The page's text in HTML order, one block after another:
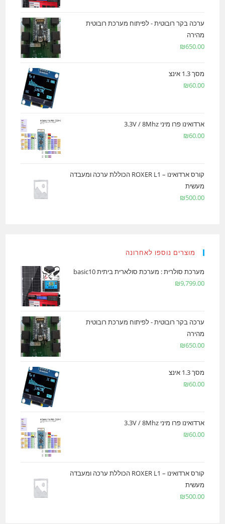
ערכה בקר רובוטית - לפיתוח מערכת רובוטית
מהירה
₪650.00
מסך 1.3 אינצ
₪60.00
ארדואינו פרו מיני 3.3V / 8Mhz
₪60.00
קורס ארדואינו – ROXER L1 הכוללת ערכה ומעבדה
מעשית
₪500.00
מוצרים נוספו לאחרונה
מערכת סולרית : מערכת סולארית ביתית basic10
₪9,799.00
ערכה בקר רובוטית - לפיתוח מערכת רובוטית
מהירה
₪650.00
מסך 1.3 אינצ
₪60.00
ארדואינו פרו מיני 3.3V / 8Mhz
₪60.00
קורס ארדואינו – ROXER L1 הכוללת ערכה ומעבדה
מעשית
₪500.00